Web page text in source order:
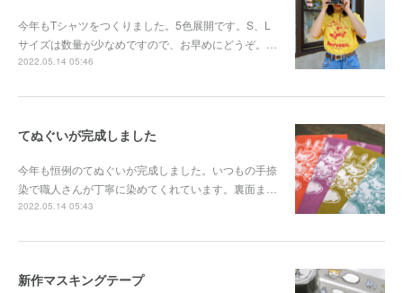
今年もTシャツをつくりました。5色展開です。S、L
サイズは数量が少なめですので、お早めにどうぞ。…
2022.05.14 05:46
てぬぐいが完成しました
今年も恒例のてぬぐいが完成しました。いつもの手捺
染で職人さんが丁寧に染めてくれています。裏面ま…
2022.05.14 05:43
新作マスキングテープ